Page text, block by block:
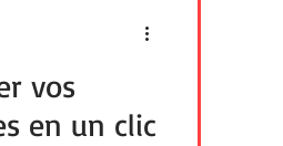
vos
en un clic